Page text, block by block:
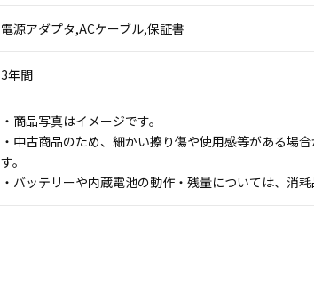
電源アダプタ,ACケーブル,保証書
3年間
・商品写真はイメージです。
・中古商品のため、細かい擦り傷や使用感等がある場
す。
・バッテリーや内蔵電池の動作・残量については、消